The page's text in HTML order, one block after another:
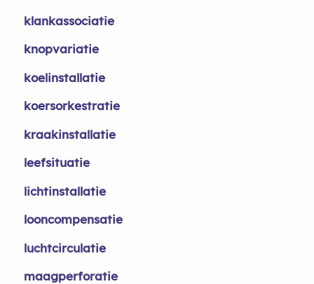
klankassociatie
knopvariatie
koelinstallatie
koersorkestratie
kraakinstallatie
leefsituatie
lichtinstallatie
looncompensatie
luchtcirculatie
maagperforatie